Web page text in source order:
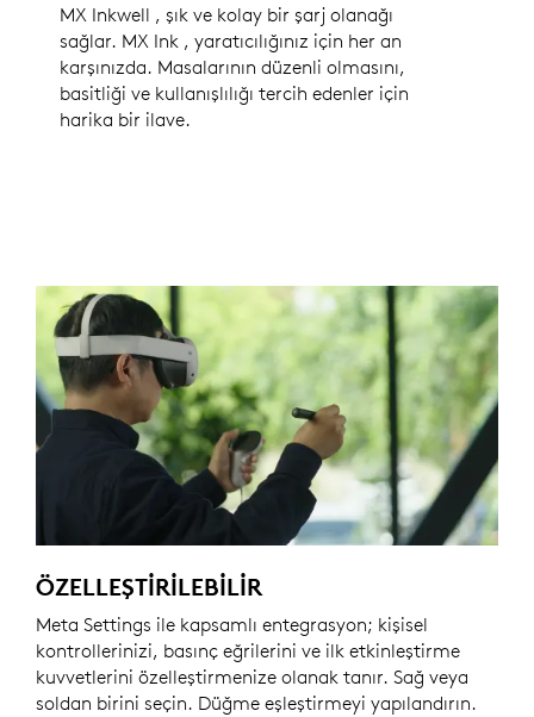
MX Inkwell , şık ve kolay bir şarj olanağı
sağlar. MX Ink , yaratıcılığınız için her an
karşınızda. Masalarının düzenli olmasını,
basitliği ve kullanışlılığı tercih edenler için
harika bir ilave.
ÖZELLEŞTIRILEBILIR
Meta Settings ile kapsamlı entegrasyon; kişisel
kontrollerinizi, basınç eğrilerini ve ilk etkinleştirme
kuvvetlerini özelleştirmenize olanak tanır. Sağ veya
soldan birini seçin. Düğme eşleştirmeyi yapılandırın.